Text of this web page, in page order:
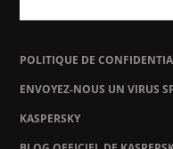
POLITIQUE DE
ENVOYEZ-NOUS UN VIRUS
KASPERSKY